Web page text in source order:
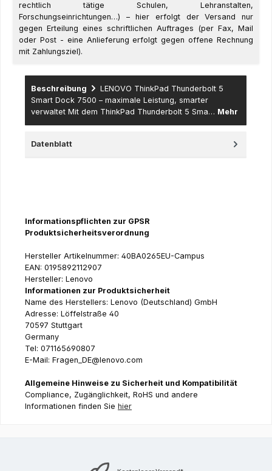
rechtlich tätige Schulen, Lehranstalten,
Forschungseinrichtungen…) – hier erfolgt der Versand nur
gegen Erteilung eines schriftlichen Auftrages (per Fax, Mail
oder Post - eine Anlieferung erfolgt gegen offene Rechnung
mit Zahlungsziel).
Beschreibung
LENOVO ThinkPad Thunderbolt 5
Smart Dock 7500 – maximale Leistung, smarter
verwaltet Mit dem ThinkPad Thunderbolt 5 Sma… Mehr
Datenblatt
Informationspflichten zur GPSR
Produktsicherheitsverordnung
Hersteller Artikelnummer: 40BA0265EU-Campus
EAN: 0195892112907
Hersteller: Lenovo
Informationen zur Produktsicherheit
Name des Herstellers: Lenovo (Deutschland) GmbH
Adresse: Löffelstraße 40
70597 Stuttgart
Germany
Tel: 071165690807
E-Mail: Fragen_DE@lenovo.com
Allgemeine Hinweise zu Sicherheit und Kompatibilität
Compliance, Zugänglichkeit, RoHS und andere
Informationen finden Sie hier